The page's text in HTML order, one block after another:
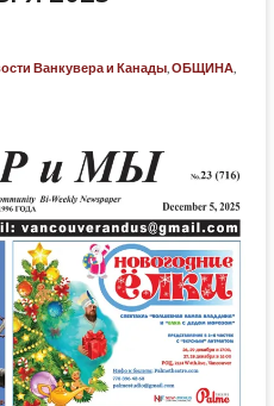
Ванкувера и Канады, ОБЩИНА,